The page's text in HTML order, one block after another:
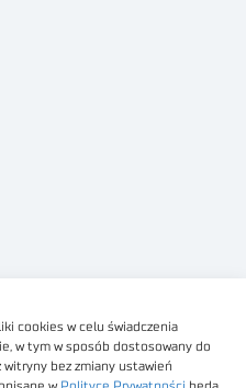
cookies w celu świadczenia
w tym w sposób dostosowany do
bez zmiany ustawień